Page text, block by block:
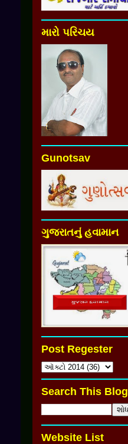
મારો પરિચય
Gunotsav
ગુજરાતનું હવામાન
Post Regester
Search This Blog
Website List